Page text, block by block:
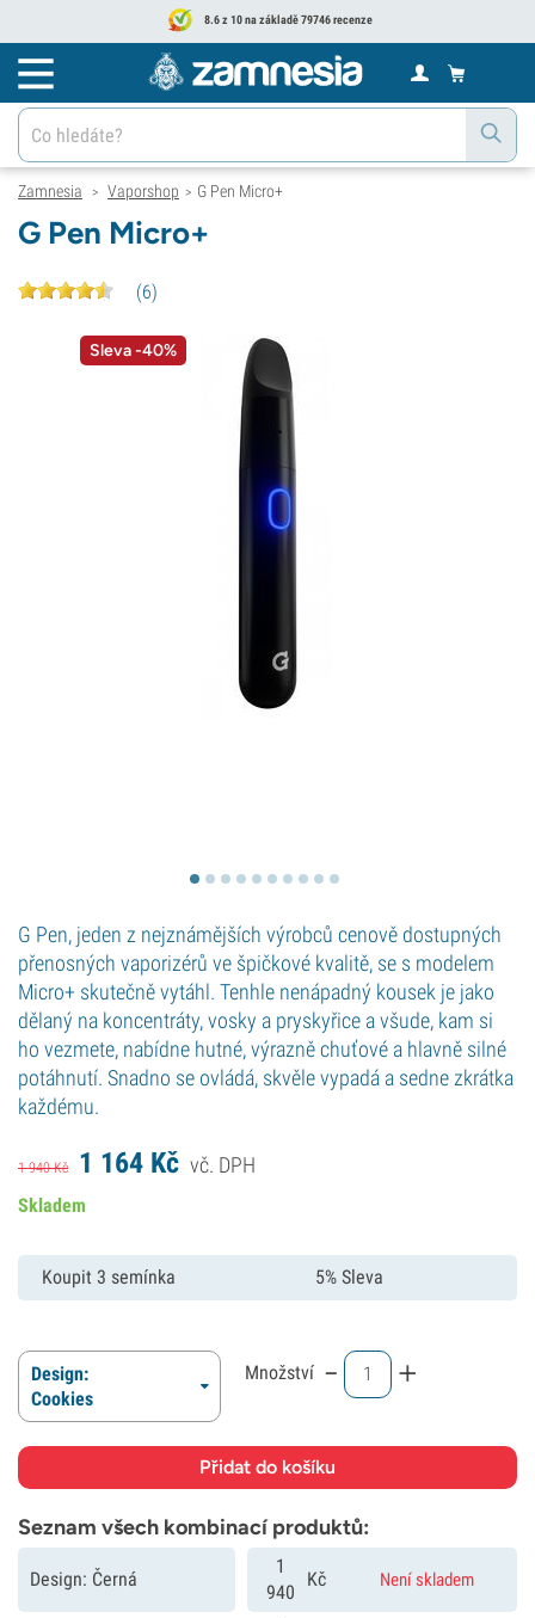
8.6 z 10 na základě 79746 recenze
Zamnesia > Vaporshop > G Pen Micro+
G Pen Micro+
(6)
Sleva -40%
G Pen, jeden z nejznámějších výrobců cenově dostupných
přenosných vaporizérů ve špičkové kvalitě, se s modelem
Micro+ skutečně vytáhl. Tenhle nenápadný kousek je jako
dělaný na koncentráty, vosky a pryskyřice a všude, kam si
ho vezmete, nabídne hutné, výrazně chuťové a hlavně silné
potáhnutí. Snadno se ovládá, skvěle vypadá a sedne zkrátka
každému.
1 940Kč 1 164 Kč vč. DPH
Skladem
Koupit 3 semínka 5% Sleva
Design:
Cookies
Množství - +
Seznam všech kombinací produktů:
Design: Černá
1
940
Kč Není skladem